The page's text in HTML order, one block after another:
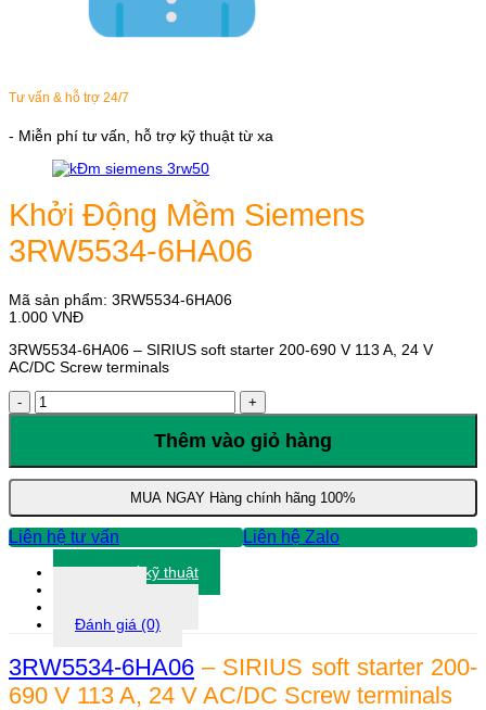
Tư vấn & hỗ trợ 24/7
- Miễn phí tư vấn, hỗ trợ kỹ thuật từ xa
Khởi Động Mềm Siemens
3RW5534-6HA06
Mã sản phẩm: 3RW5534-6HA06
1.000 VNĐ
3RW5534-6HA06 – SIRIUS soft starter 200-690 V 113 A, 24 V
AC/DC Screw terminals
Khởi
Động
3RW5534-
6HA06
lượng
Thêm vào giỏ hàng
MUA NGAY Hàng chính hãng 100%
Liên hệ tư vấn Liên hệ Zalo
Thông số kỹ thuật
Đánh giá (0)
3RW5534-6HA06 – SIRIUS soft starter 200-
690 V 113 A, 24 V AC/DC Screw terminals